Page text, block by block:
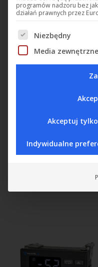
ostrzegawczy
DC-CO2L
programów nadzoru bez
działań prawnych przez
Poniżej znajduje się
Niezbędny
Media zewnętrzne
Akceptuj
Indywidualne